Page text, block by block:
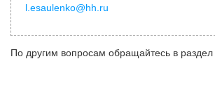
l.esaulenko@hh.ru
По другим вопросам обращайтесь в раздел